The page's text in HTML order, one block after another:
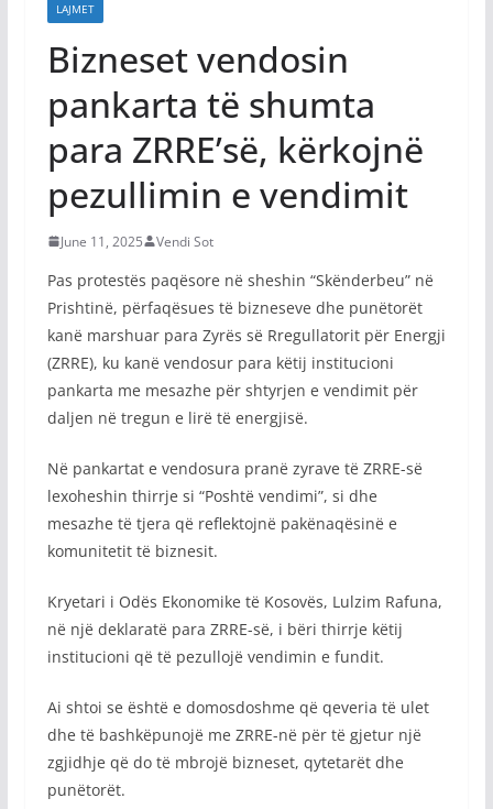
LAJMET
Bizneset vendosin
pankarta të shumta
para ZRRE’së, kërkojnë
pezullimin e vendimit
June 11, 2025 Vendi Sot
Pas protestës paqësore në sheshin “Skënderbeu” në
Prishtinë, përfaqësues të bizneseve dhe punëtorët
kanë marshuar para Zyrës së Rregullatorit për Energji
(ZRRE), ku kanë vendosur para këtij institucioni
pankarta me mesazhe për shtyrjen e vendimit për
daljen në tregun e lirë të energjisë.
Në pankartat e vendosura pranë zyrave të ZRRE-së
lexoheshin thirrje si “Poshtë vendimi”, si dhe
mesazhe të tjera që reflektojnë pakënaqësinë e
komunitetit të biznesit.
Kryetari i Odës Ekonomike të Kosovës, Lulzim Rafuna,
në një deklaratë para ZRRE-së, i bëri thirrje këtij
institucioni që të pezullojë vendimin e fundit.
Ai shtoi se është e domosdoshme që qeveria të ulet
dhe të bashkëpunojë me ZRRE-në për të gjetur një
zgjidhje që do të mbrojë bizneset, qytetarët dhe
punëtorët.